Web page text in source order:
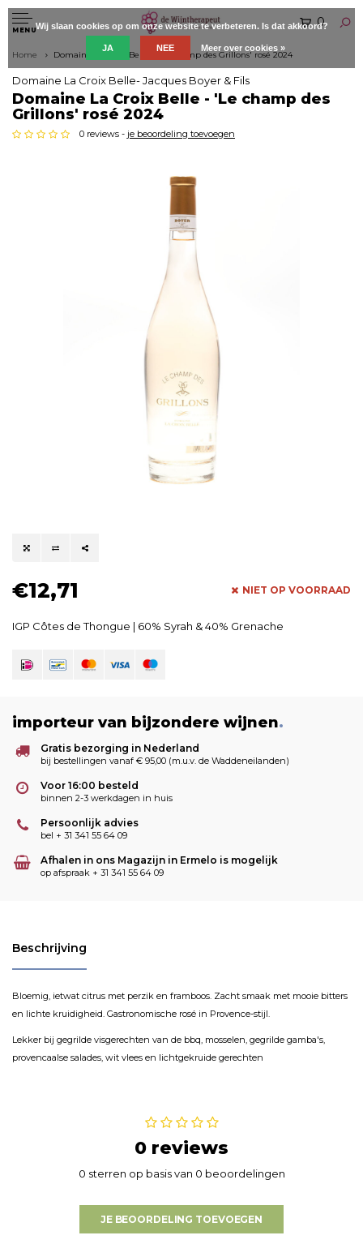
MENU
0
Home Domaine La Croix Belle - 'Le champ des Grillons' rosé 2024
Domaine La Croix Belle- Jacques Boyer & Fils
Domaine La Croix Belle - 'Le champ des
Grillons' rosé 2024
0 reviews - je beoordeling toevoegen
€12,71 NIET OP VOORRAAD
IGP Côtes de Thongue | 60% Syrah & 40% Grenache
importeur van bijzondere wijnen.
Gratis bezorging in Nederland
bij bestellingen vanaf € 95,00 (m.u.v. de Waddeneilanden)
Voor 16:00 besteld
binnen 2-3 werkdagen in huis
Persoonlijk advies
bel + 31 341 55 64 09
Afhalen in ons Magazijn in Ermelo is mogelijk
op afspraak + 31 341 55 64 09
Beschrijving
Bloemig, ietwat citrus met perzik en framboos. Zacht smaak met mooie bitters
en lichte kruidigheid. Gastronomische rosé in Provence-stijl.
Lekker bij gegrilde visgerechten van de bbq, mosselen, gegrilde gamba's,
provencaalse salades, wit vlees en lichtgekruide gerechten
0 reviews
0 sterren op basis van 0 beoordelingen
JE BEOORDELING TOEVOEGEN
Wij slaan cookies op om onze website te verbeteren. Is dat akkoord?
JA NEE Meer over cookies »